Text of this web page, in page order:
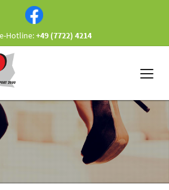
Hotline:+49 (7722) 4214